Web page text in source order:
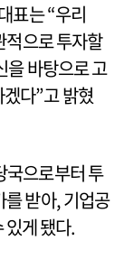
표는 “우리
적으로 투자할
을 바탕으로 고
다”고 밝혔
국으로부터 투
받아, 기업공
있게 됐다.